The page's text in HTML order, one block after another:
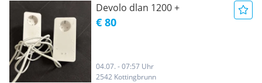
Devolo dlan 1200 +
€ 80
04.07. - 07:57 Uhr
2542 Kottingbrunn